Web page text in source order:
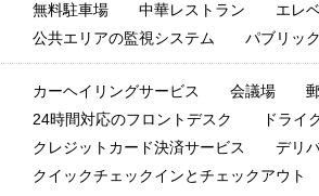
無料駐車場 中華レストラン
エレ
公共エリアの監視システム
パブリッ
カーヘイリングサービス 会議場
24時間対応のフロントデスク
ドライ
クレジットカード決済サービス
デリ
クイックチェックインとチェックアウト